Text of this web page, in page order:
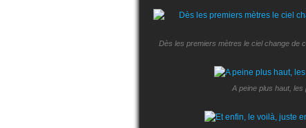
Dès les premiers mètres le ciel change de
A peine plus haut,